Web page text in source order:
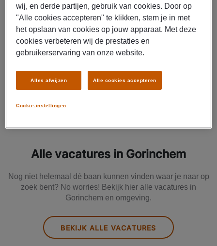
Gorinchem
Fulltime
MBO
Alle vacatures in Gorinchem
Nog niet helemaal dé baan kunnen vinden waar je naar op
zoek bent? No worries! Bekijk hier alle vacatures in
Gorinchem en omgeving.
BEKIJK ALLE VACATURES
wij, en derde partijen, gebruik van cookies. Door op
"Alle cookies accepteren" te klikken, stem je in met
het opslaan van cookies op jouw apparaat. Met deze
cookies verbeteren wij de prestaties en
gebruikerservaring van onze website.
Cookie-instellingen
Alles afwijzen Alle cookies accepteren